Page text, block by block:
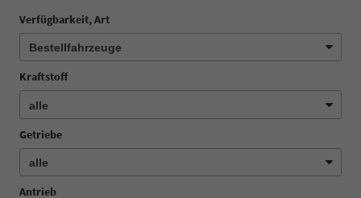
Verfügbarkeit, Art
Kraftstoff
Getriebe
Antrieb